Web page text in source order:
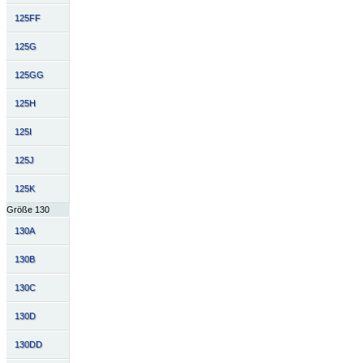
125FF
125G
125GG
125H
125I
125J
125K
Größe 130
130A
130B
130C
130D
130DD